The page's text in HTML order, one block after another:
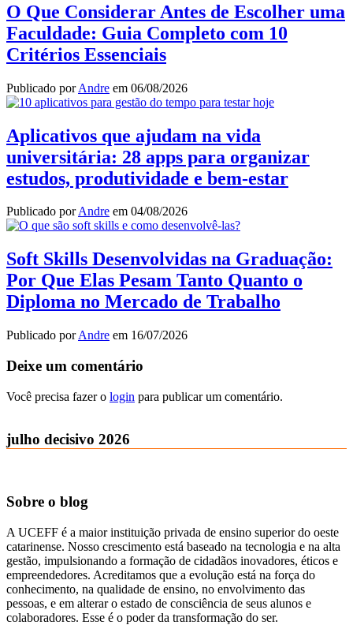
O Que Considerar Antes de Escolher uma
Faculdade: Guia Completo com 10
Critérios Essenciais
Publicado porAndre em 06/08/2026
Aplicativos que ajudam na vida
universitária: 28 apps para organizar
estudos, produtividade e bem-estar
Publicado porAndre em 04/08/2026
Soft Skills Desenvolvidas na Graduação:
Por Que Elas Pesam Tanto Quanto o
Diploma no Mercado de Trabalho
Publicado porAndre em 16/07/2026
Deixe um comentário
Você precisa fazer o login para publicar um comentário.
julho decisivo 2026
Sobre o blog
A UCEFF é a maior instituição privada de ensino superior do oeste
catarinense. Nosso crescimento está baseado na tecnologia e na alta
gestão, impulsionando a formação de cidadãos inovadores, éticos e
empreendedores. Acreditamos que a evolução está na força do
conhecimento, na qualidade de ensino, no envolvimento das
pessoas, e em alterar o estado de consciência de seus alunos e
colaboradores. Esse é o poder da transformação do ser.